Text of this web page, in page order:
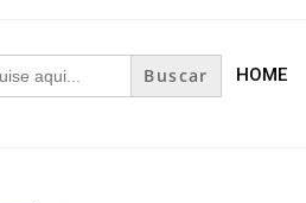
HOME